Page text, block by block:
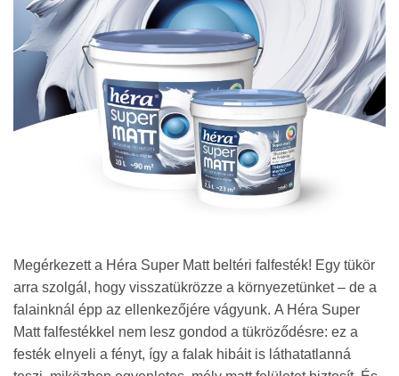
Megérkezett a Héra Super Matt beltéri falfesték! Egy tükör
arra szolgál, hogy visszatükrözze a környezetünket – de a
falainknál épp az ellenkezőjére vágyunk. A Héra Super
Matt falfestékkel nem lesz gondod a tükröződésre: ez a
festék elnyeli a fényt, így a falak hibáit is láthatatlanná